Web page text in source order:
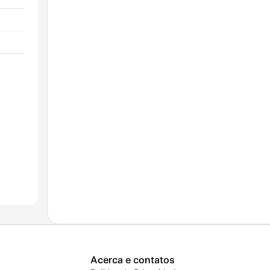
Acerca e contatos